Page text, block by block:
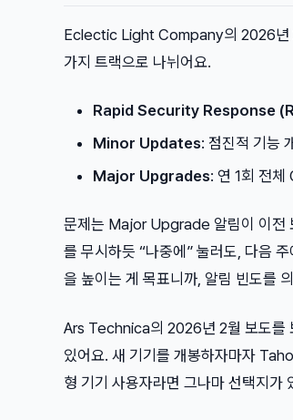
Eclectic Light Company의 2026년
가지 트랙으로 나뉘어요.
Rapid Security Response
Minor Updates: 점진적 기능
Major Upgrades: 연 1회 전
문제는 Major Upgrade 알림이 이전
를 무시하듯 “나중에” 눌러도, 다음
을 높이는 게 목표니까, 알림 빈도를
Ars Technica의 2026년 2월 보도를
있어요. 새 기기를 개봉하자마자
형 기기 사용자라면 그나마 선택지가